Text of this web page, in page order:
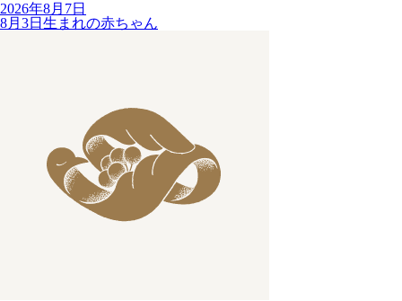
2026年8月7日
8月3日生まれの赤ちゃん